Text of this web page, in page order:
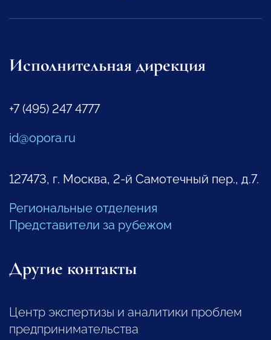
Исполнительная дирекция
+7 (495) 247 4777
id@opora.ru
127473, г. Москва, 2-й Самотечный пер., д.7.
Региональные отделения
Представители за рубежом
Другие контакты
Центр экспертизы и аналитики проблем
предпринимательства